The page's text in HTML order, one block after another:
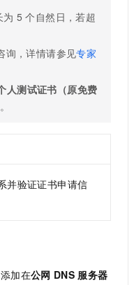
为 5 个自然日，若超
询，详情请参见专家
人测试证书（原免费
并验证证书申请信
加在公网 DNS 服务器